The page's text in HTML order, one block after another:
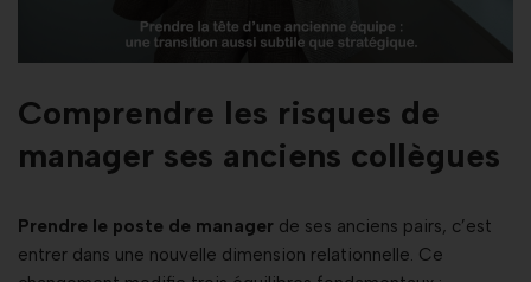
Comprendre les risques de
manager ses anciens collègues
Prendre le poste de manager de ses anciens pairs, c’est
entrer dans une nouvelle dimension relationnelle. Ce